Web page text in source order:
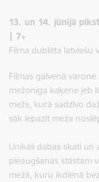
13. un 14. jūnijā
| 7+
Filma dublēta latviešu
Filmas galvenā
mežonīga kaķene jeb
mežs, kurā sadzīvo
sāk iepazīt meža
Unikāli dabas skati
pieaugšanas stāstam
mežā, kuru ikdienā